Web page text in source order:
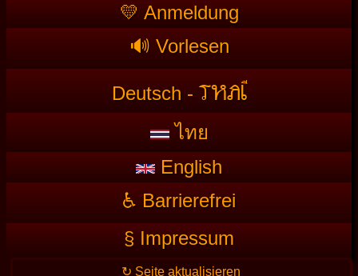
💛 Anmeldung
🔊 Vorlesen
Deutsch - THAI
ไทย
English
♿ Barrierefrei
§ Impressum